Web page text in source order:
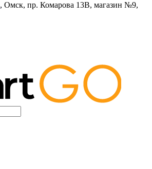
, Омск, пр. Комарова 13В, магазин №9,